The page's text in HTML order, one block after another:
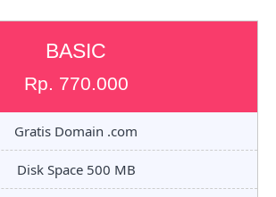
BASIC
Rp. 770.000
Gratis Domain .com
Disk Space 500 MB